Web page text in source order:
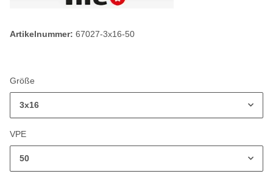
Artikelnummer: 67027-3x16-50
Größe
3x16
VPE
50